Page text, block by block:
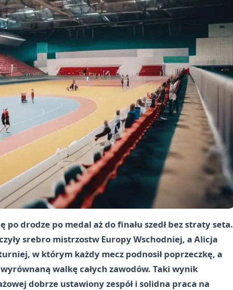
drodze po medal aż do finału szedł bez straty seta.
srebro mistrzostw Europy Wschodniej, a Alicja
w którym każdy mecz podnosił poprzeczkę, a
walkę całych zawodów. Taki wynik
dobrze ustawiony zespół i solidna praca na